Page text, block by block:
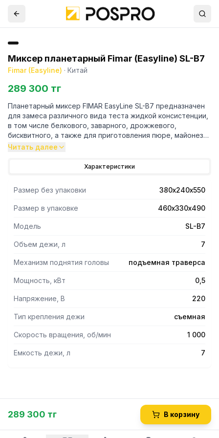
Миксер планетарный Fimar (Easyline) SL-B7
Fimar (Easyline) · Китай
289 300 тг
Планетарный миксер FIMAR EasyLine SL-B7 предназначен
для замеса различного вида теста жидкой консистенции,
в том числе белкового, заварного, дрожжевого,
бисквитного, а также для приготовления пюре, майонеза,
различных соусов, взбитых сливок на предприятиях
кондитерских. Корпус выполнен из нержавеющей стали.
Читать далее
Характеристики
Размер без упаковки 380х240х550
Размер в упаковке 460х330х490
Модель SL-B7
Объем дежи, л 7
Механизм поднятия головы подъемная траверса
Мощность, кВт 0,5
Напряжение, В 220
Тип крепления дежи съемная
Скорость вращения, об/мин 1 000
Емкость дежи, л 7
289 300 тг В корзину